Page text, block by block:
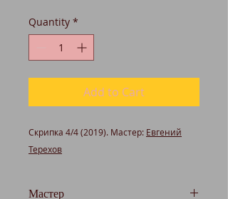
Quantity *
Add to Cart
Скрипка 4/4 (2019). Мастер: Евгений
Терехов
Мастер